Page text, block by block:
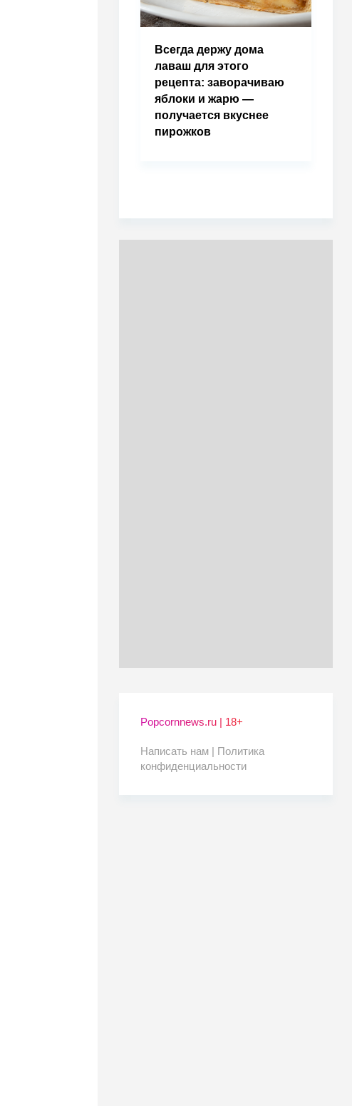
Всегда держу дома
лаваш для этого
рецепта: заворачиваю
яблоки и жарю —
получается вкуснее
пирожков
Popcornnews.ru | 18+
Написать нам | Политика
конфиденциальности